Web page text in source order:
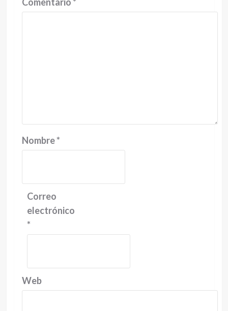
Nombre*
Correo
electrónico
*
Web